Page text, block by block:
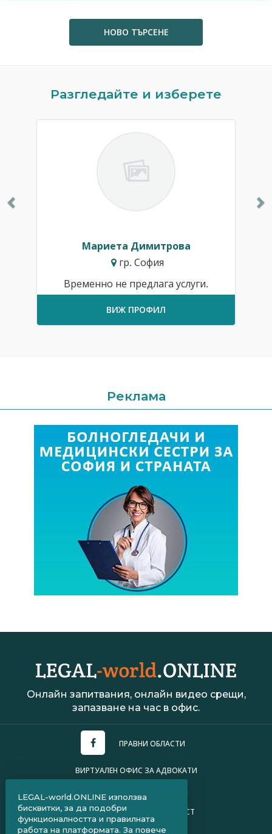
НОВО ТЪРСЕНЕ
Разгледайте и изберете
Мариета Димитрова
гр. София
Временно не предлага услуги.
ВИЖ ПРОФИЛ
Реклама
Онлайн запитвания, онлайн видео срещи,
запазване на час в офис.
ПРАВНИ ОБЛАСТИ
ВИРТУАЛЕН ОФИС ЗА АДВОКАТИ
ПОЛИТИКА ЗА ПОВЕРИТЕЛНОСТ
LEGAL-world.ONLINE използва
бисквитки, за да подобри
функционалността и правилната
работа на платформата. За повече